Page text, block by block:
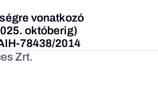
vonatkozó
októberig)
78438/2014
Zrt.